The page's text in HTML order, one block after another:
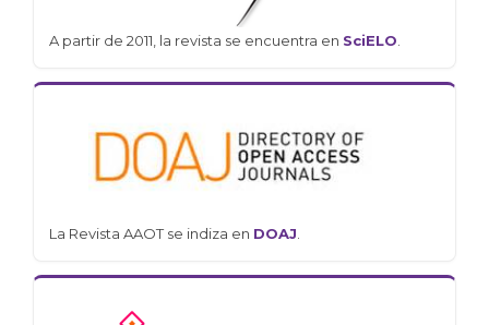
A partir de 2011, la revista se encuentra en SciELO
La Revista AAOT se indiza en DOAJ